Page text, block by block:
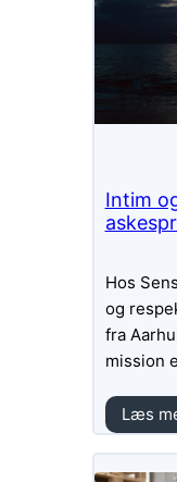
Intim
Hos
og
fra
mission
Læs